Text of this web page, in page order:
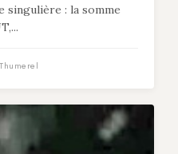
singulière : la somme